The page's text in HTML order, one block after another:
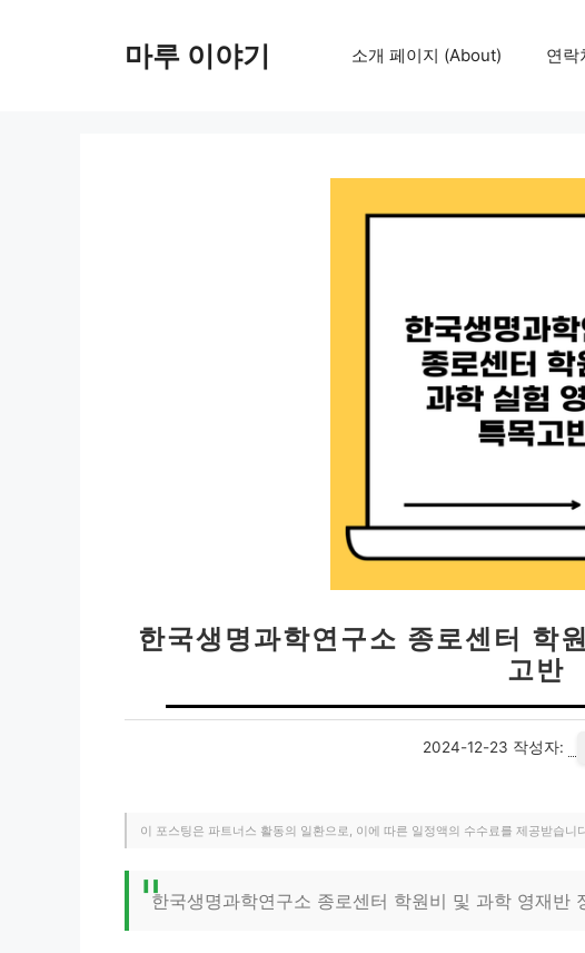
마루 이야기 소개 페이지 (About) 연락
한국생명과학연구소 종로센터 학
고반
2024-12-23 작성자:
이 포스팅은 파트너스 활동의 일환으로, 이에 따른 일정액의 수수료를 제공받습니
한국생명과학연구소 종로센터 학원비 및 과학 영재반